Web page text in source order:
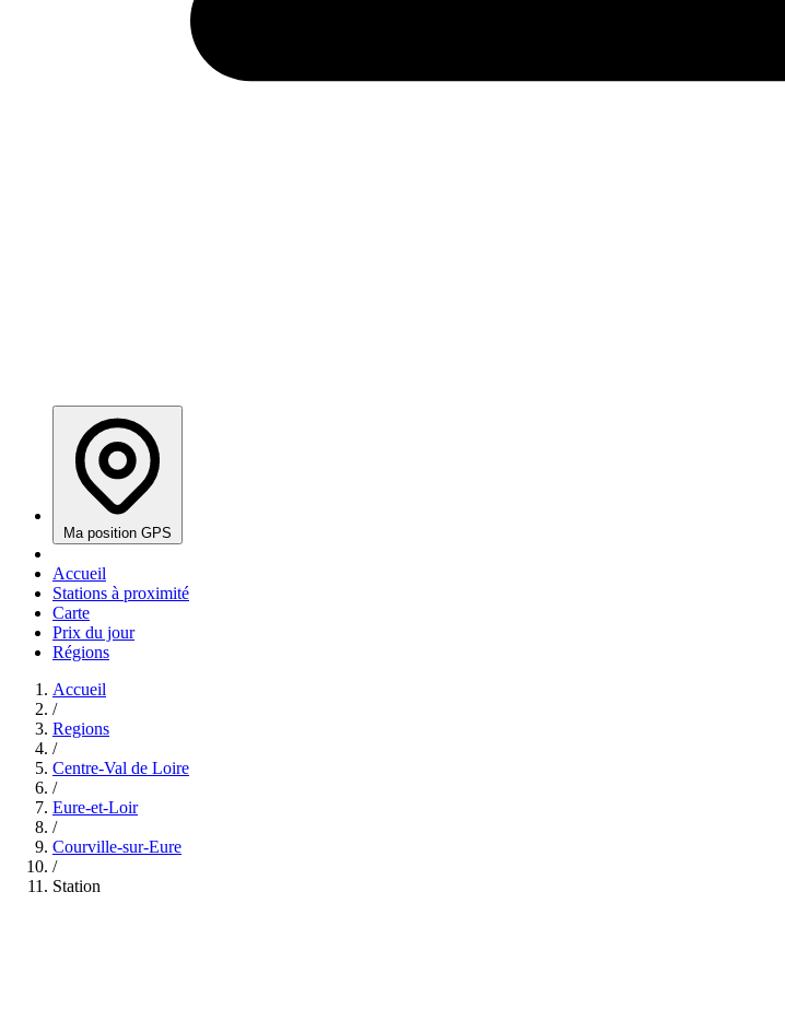
Ma position GPS
Accueil
Stations à proximité
Carte
Prix du jour
Régions
Accueil
/
Regions
/
Centre-Val de Loire
/
Eure-et-Loir
/
Courville-sur-Eure
/
Station